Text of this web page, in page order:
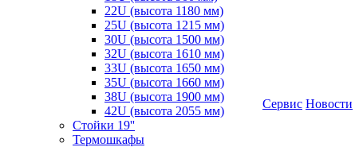
22U (высота 1180 мм)
25U (высота 1215 мм)
30U (высота 1500 мм)
32U (высота 1610 мм)
33U (высота 1650 мм)
35U (высота 1660 мм)
38U (высота 1900 мм)
42U (высота 2055 мм)
Стойки 19''
Термошкафы
Сервис Новости